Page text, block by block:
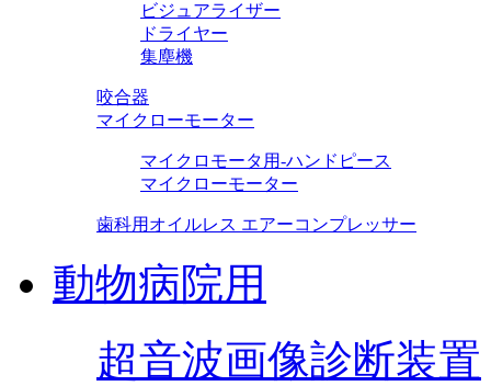
ビジュアライザー
ドライヤー
集塵機
咬合器
マイクローモーター
マイクロモータ用-ハンドピース
マイクローモーター
歯科用オイルレス エアーコンプレッサー
動物病院用
超音波画像診断装置